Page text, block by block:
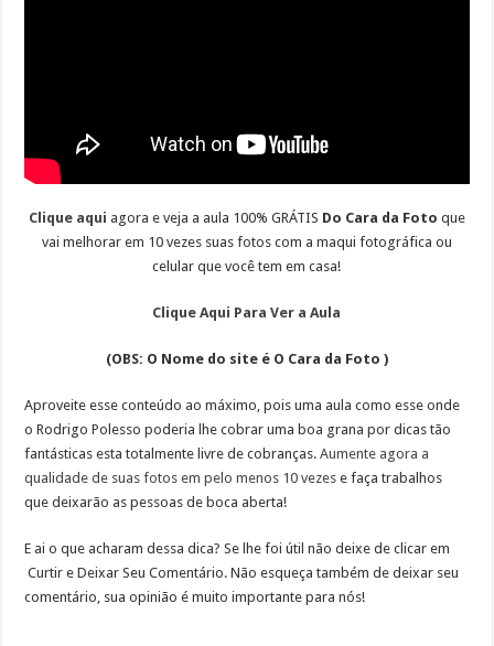
Clique aqui agora e veja a aula 100% GRÁTIS Do Cara da Foto que
vai melhorar em 10 vezes suas fotos com a maqui fotográfica ou
celular que você tem em casa!
Clique Aqui Para Ver a Aula
(OBS: O Nome do site é O Cara da Foto )
Aproveite esse conteúdo ao máximo, pois uma aula como esse onde
o Rodrigo Polesso poderia lhe cobrar uma boa grana por dicas tão
fantásticas esta totalmente livre de cobranças.Aumente agora a
qualidade de suas fotos em pelo menos 10 vezes e faça trabalhos
que deixarão as pessoas de boca aberta!
E ai o que acharam dessa dica? Se lhe foi útil não deixe de clicar em
Curtir e Deixar Seu Comentário. Não esqueça também de deixar seu
comentário, sua opinião é muito importante para nós!